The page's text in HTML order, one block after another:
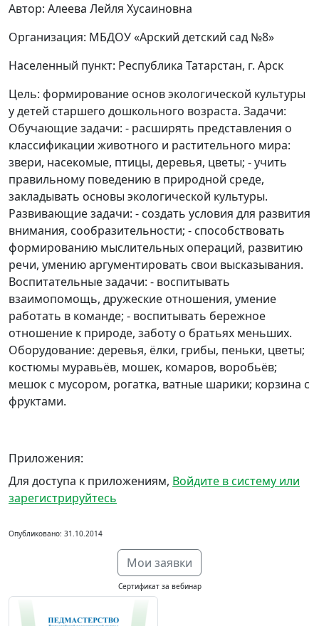
Автор: Алеева Лейля Хусаиновна
Организация: МБДОУ «Арский детский сад №8»
Населенный пункт: Республика Татарстан, г. Арск
Цель: формирование основ экологической культуры
у детей старшего дошкольного возраста. Задачи:
Обучающие задачи: - расширять представления о
классификации животного и растительного мира:
звери, насекомые, птицы, деревья, цветы; - учить
правильному поведению в природной среде,
закладывать основы экологической культуры.
Развивающие задачи: - создать условия для развития
внимания, сообразительности; - способствовать
формированию мыслительных операций, развитию
речи, умению аргументировать свои высказывания.
Воспитательные задачи: - воспитывать
взаимопомощь, дружеские отношения, умение
работать в команде; - воспитывать бережное
отношение к природе, заботу о братьях меньших.
Оборудование: деревья, ёлки, грибы, пеньки, цветы;
костюмы муравьёв, мошек, комаров, воробьёв;
мешок с мусором, рогатка, ватные шарики; корзина с
фруктами.
Приложения:
Для доступа к приложениям, Войдите в систему или
зарегистрируйтесь
Опубликовано: 31.10.2014
Мои заявки
Сертификат за вебинар